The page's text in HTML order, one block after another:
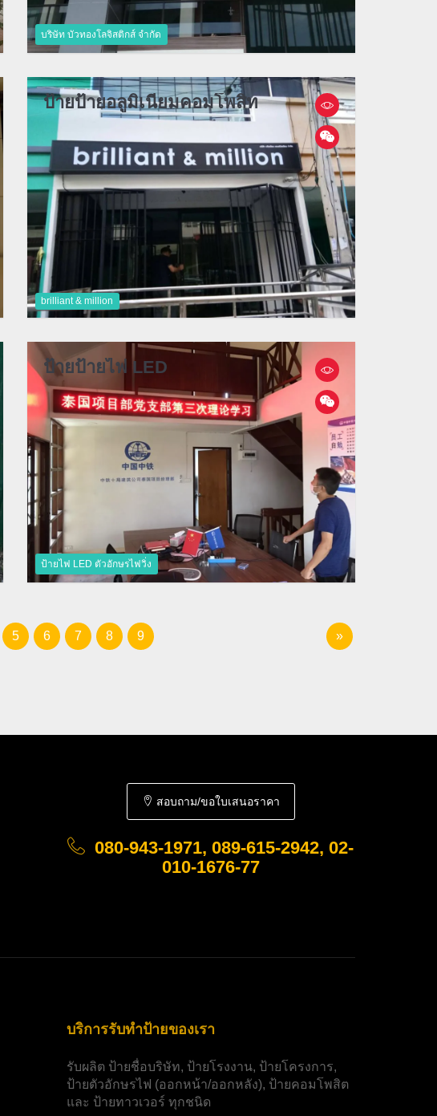
บริษัท บัวทองโลจิสติกส์ จำกัด
brilliant & million
ป้ายป้ายอลูมิเนียมคอมโพสิท
ป้ายไฟ LED ตัวอักษรไฟวิ่ง
ป้ายป้ายไฟ LED
5 6 7 8 9 »
สอบถาม/ขอใบเสนอราคา
080-943-1971, 089-615-2942, 02-
010-1676-77
บริการรับทำป้ายของเรา
รับผลิต ป้ายชื่อบริษัท, ป้ายโรงงาน, ป้ายโครงการ,
ป้ายตัวอักษรไฟ (ออกหน้า/ออกหลัง), ป้ายคอมโพสิต
และ ป้ายทาวเวอร์ ทุกชนิด